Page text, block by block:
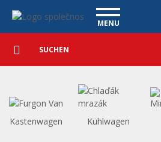
Personenkraftwagen - Vanscentre
Navigace
MENU
NUTZFAHRZEUGE
PERSONENKRAFTWAGEN
WAGENAUSKAUF
WAS BIETEN WIR AN
FINANZIERUNG
Detaillierte
Suche Suchen
Kastenwagen Kühlwagen